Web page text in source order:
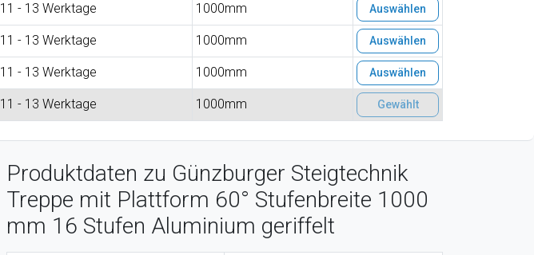
11 - 13 Werktage 1000mm Auswählen
11 - 13 Werktage 1000mm Auswählen
11 - 13 Werktage 1000mm Auswählen
11 - 13 Werktage 1000mm Gewählt
Produktdaten zu Günzburger Steigtechnik
Treppe mit Plattform 60° Stufenbreite 1000
mm 16 Stufen Aluminium geriffelt